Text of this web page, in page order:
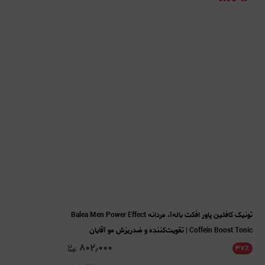
تونیک کافئین پاور افکت باله‌آ، مردانه Balea Men Power Effect
Coffein Boost Tonic | تقویت‌کننده و ضدریزش مو آقایان
۳۷٪ ۸۰۲٫۰۰۰